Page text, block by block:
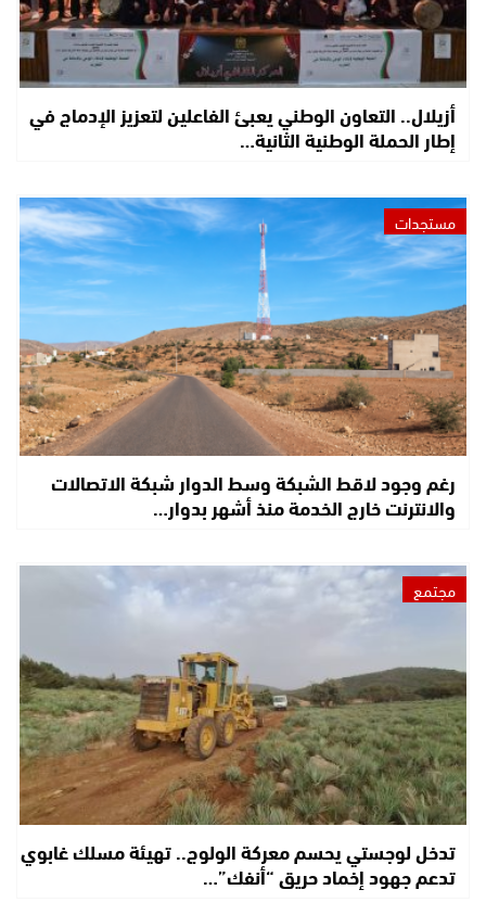
أزيلال.. التعاون الوطني يعبئ الفاعلين لتعزيز الإدماج في
إطار الحملة الوطنية الثانية…
مستجدات
رغم وجود لاقط الشبكة وسط الدوار شبكة الاتصالات
والانترنت خارج الخدمة منذ أشهر بدوار…
مجتمع
تدخل لوجستي يحسم معركة الولوج.. تهيئة مسلك غابوي
تدعم جهود إخماد حريق “أنفك”…